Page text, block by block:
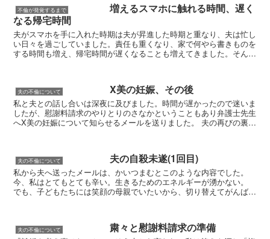
不倫が発覚するまで
増えるスマホに触れる時間、遅く
なる帰宅時間
夫がスマホを手に入れた時期は夫が昇進した時期と重なり、夫は忙し
い日々を過ごしていました。責任も重くなり、家で何やら書きものを
する時間も増え、帰宅時間が遅くなることも増えてきました。そんな
夫の不倫について X美の妊娠、その後
私と夫との話し合いは深夜に及びました。時間が遅かったので迷いま
したが、慰謝料請求のやりとりのさなかということもあり弁護士先生
へX美の妊娠について知らせるメールを送りました。 夫の再びの裏切
夫の不倫について 夫の自殺未遂(1回目)
私から夫へ送ったメールは、かいつまむとこのような内容でした。
今、私はとてもとても辛い。生きるためのエネルギーが湧かない。
でも、子どもたちには笑顔の母親でいたいから、切り替えてがんばっ
夫の不倫について 粛々と慰謝料請求の準備